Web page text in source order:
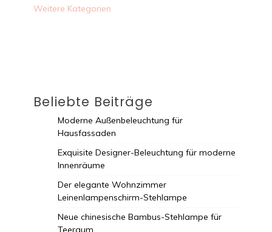
Weitere Kategorien
Beliebte Beiträge
Moderne Außenbeleuchtung für
Hausfassaden
Exquisite Designer-Beleuchtung für moderne
Innenräume
Der elegante Wohnzimmer
Leinenlampenschirm-Stehlampe
Neue chinesische Bambus-Stehlampe für
Teeraum